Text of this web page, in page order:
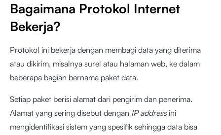
Bagaimana Protokol Internet
Bekerja?
Protokol ini bekerja dengan membagi data yang diterima
atau dikirim, misalnya surel atau halaman web, ke dalam
beberapa bagian bernama paket data.
Setiap paket berisi alamat dari pengirim dan penerima.
Alamat yang sering disebut dengan IP addressini
mengidentifikasi sistem yang spesifik sehingga data bisa